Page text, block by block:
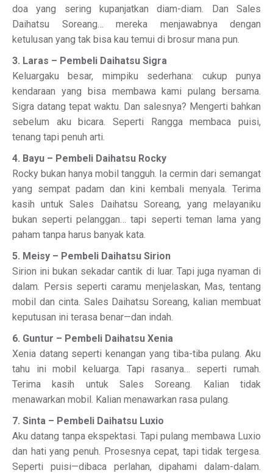
doa yang sering kupanjatkan diam-diam. Dan Sales
Daihatsu Soreang… mereka menjawabnya dengan
ketulusan yang tak bisa kau temui di brosur mana pun.
3. Laras – Pembeli Daihatsu Sigra
Keluargaku besar, mimpiku sederhana: cukup punya
kendaraan yang bisa membawa kami pulang bersama.
Sigra datang tepat waktu. Dan salesnya? Mengerti bahkan
sebelum aku bicara. Seperti Rangga membaca puisi,
tenang tapi penuh arti.
4. Bayu – Pembeli Daihatsu Rocky
Rocky bukan hanya mobil tangguh. Ia cermin dari semangat
yang sempat padam dan kini kembali menyala. Terima
kasih untuk Sales Daihatsu Soreang, yang melayaniku
bukan seperti pelanggan… tapi seperti teman lama yang
paham tanpa harus banyak kata.
5. Meisy – Pembeli Daihatsu Sirion
Sirion ini bukan sekadar cantik di luar. Tapi juga nyaman di
dalam. Persis seperti caramu menjelaskan, Mas, tentang
mobil dan cinta. Sales Daihatsu Soreang, kalian membuat
keputusan ini terasa benar—dan indah.
6. Guntur – Pembeli Daihatsu Xenia
Xenia datang seperti kenangan yang tiba-tiba pulang. Aku
tahu ini mobil keluarga. Tapi rasanya… seperti rumah.
Terima kasih untuk Sales Soreang. Kalian tidak
menawarkan mobil. Kalian menawarkan rasa pulang.
7. Sinta – Pembeli Daihatsu Luxio
Aku datang tanpa ekspektasi. Tapi pulang membawa Luxio
dan hati yang penuh. Prosesnya cepat, tapi tidak tergesa.
Seperti puisi—dibaca perlahan, dipahami dalam-dalam.